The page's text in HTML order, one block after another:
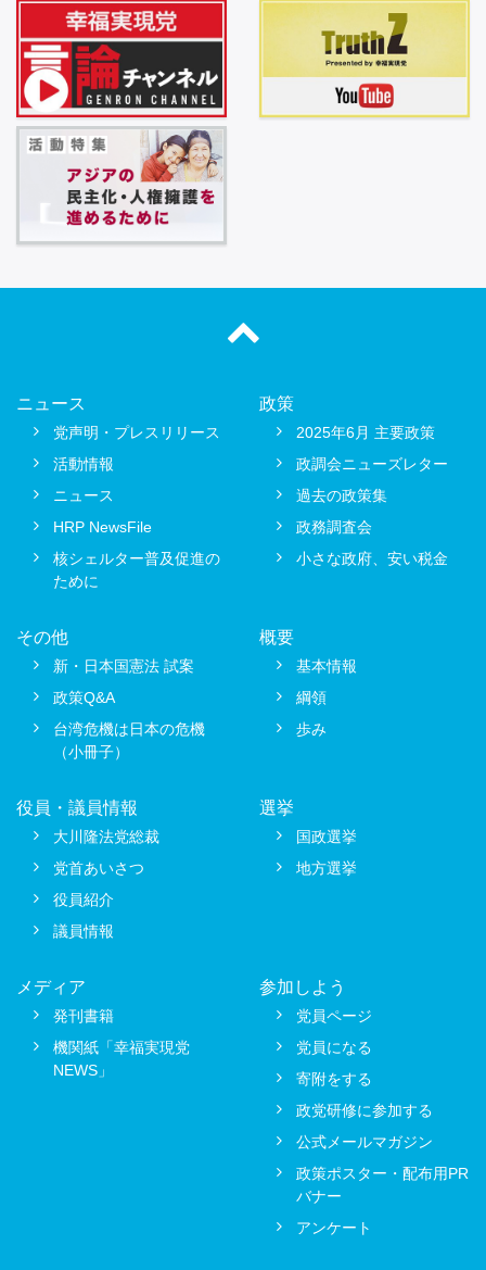
ニュース
党声明・プレスリリース
活動情報
ニュース
HRP NewsFile
核シェルター普及促進の
ために
政策
2025年6月 主要政策
政調会ニューズレター
過去の政策集
政務調査会
小さな政府、安い税金
その他
新・日本国憲法 試案
政策Q&A
台湾危機は日本の危機
（小冊子）
概要
基本情報
綱領
歩み
役員・議員情報
大川隆法党総裁
党首あいさつ
役員紹介
議員情報
選挙
国政選挙
地方選挙
メディア
発刊書籍
機関紙「幸福実現党
NEWS」
参加しよう
党員ページ
党員になる
寄附をする
政党研修に参加する
公式メールマガジン
政策ポスター・配布用PR
バナー
アンケート